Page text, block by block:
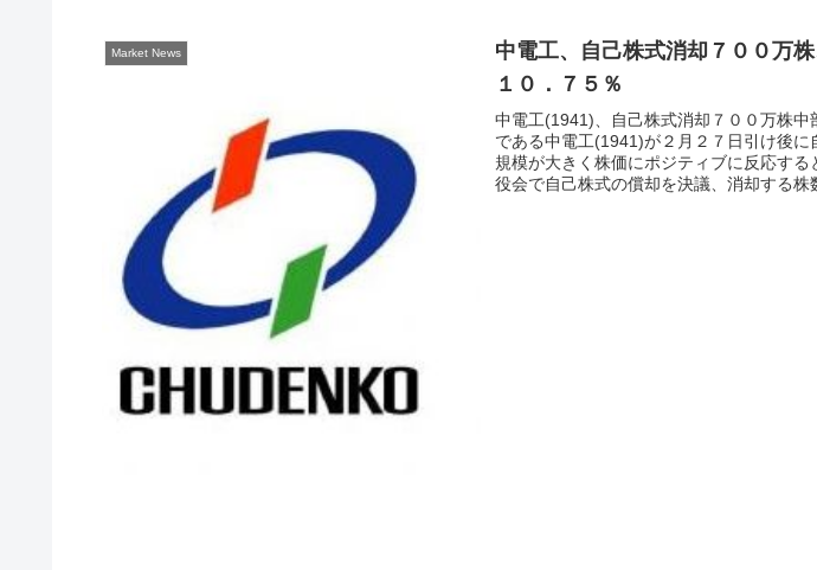
Market News
中電工、自己株式消却７００万
１０．７５％
中電工(1941)、自己株式消却７００万株中
である中電工(1941)が２月２７日引け後に
規模が大きく株価にポジティブに反応す
役会で自己株式の償却を決議、消却する株